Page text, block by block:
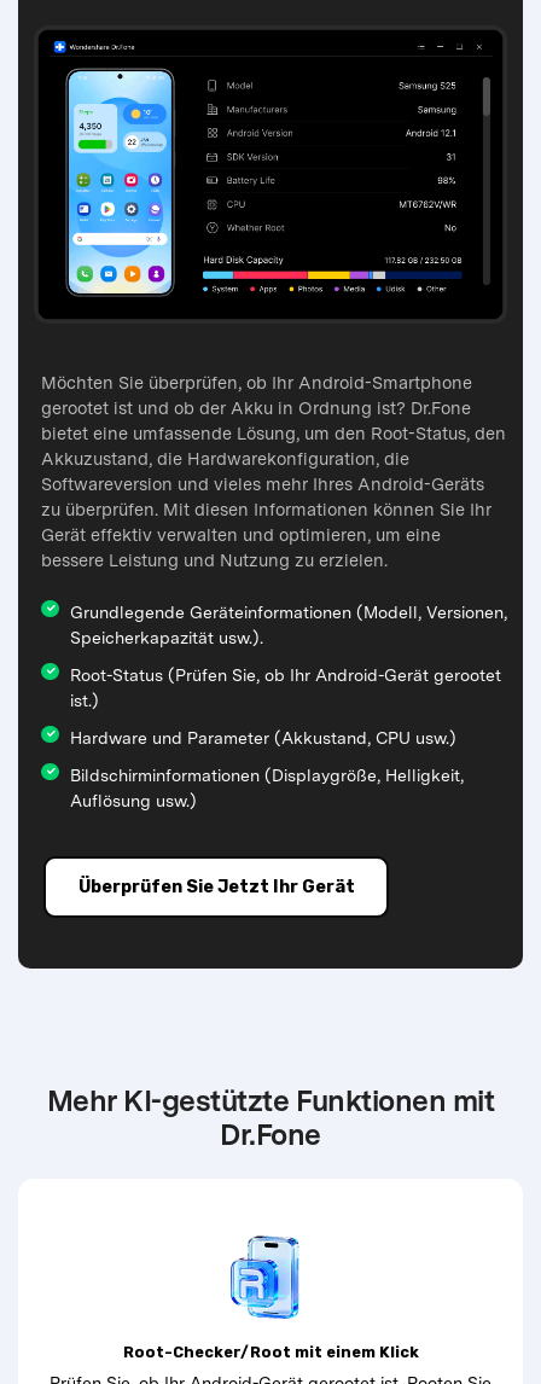
Möchten Sie überprüfen, ob Ihr Android-Smartphone
gerootet ist und ob der Akku in Ordnung ist? Dr.Fone
bietet eine umfassende Lösung, um den Root-Status, den
Akkuzustand, die Hardwarekonfiguration, die
Softwareversion und vieles mehr Ihres Android-Geräts
zu überprüfen. Mit diesen Informationen können Sie Ihr
Gerät effektiv verwalten und optimieren, um eine
bessere Leistung und Nutzung zu erzielen.
Grundlegende Geräteinformationen (Modell, Versionen,
Speicherkapazität usw.).
Root-Status (Prüfen Sie, ob Ihr Android-Gerät gerootet
ist.)
Hardware und Parameter (Akkustand, CPU usw.)
Bildschirminformationen (Displaygröße, Helligkeit,
Auflösung usw.)
Überprüfen Sie Jetzt Ihr Gerät
Mehr KI-gestützte Funktionen mit
Dr.Fone
Root-Checker/Root mit einem Klick